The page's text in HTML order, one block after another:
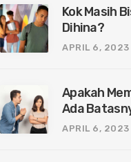
Kok Masih
Dihina?
APRIL 6, 2023
Apakah
Ada
APRIL 6, 2023